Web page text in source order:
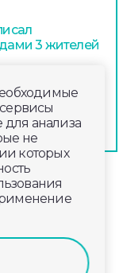
3 жителей
Гусь-
анализа
не
которых